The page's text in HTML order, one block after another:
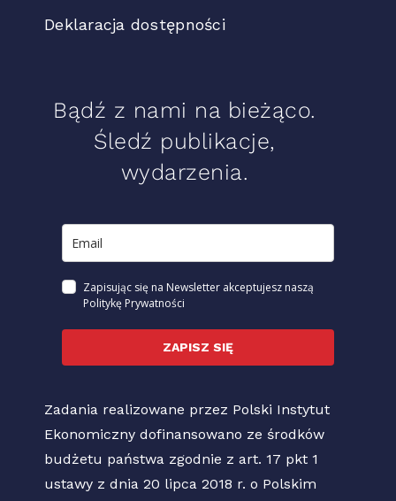
Deklaracja dostępności
Bądź z nami na bieżąco.
Śledź publikacje,
wydarzenia.
Zapisując się na Newsletter akceptujesz naszą
Politykę Prywatności
ZAPISZ SIĘ
Zadania realizowane przez Polski Instytut
Ekonomiczny dofinansowano ze środków
budżetu państwa zgodnie z art. 17 pkt 1
ustawy z dnia 20 lipca 2018 r. o Polskim